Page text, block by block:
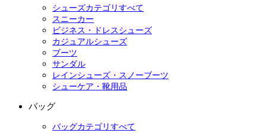
シューズカテゴリすべて
スニーカー
ビジネス・ドレスシューズ
カジュアルシューズ
ブーツ
サンダル
レインシューズ・スノーブーツ
シューケア・靴用品
バッグ
バッグカテゴリすべて